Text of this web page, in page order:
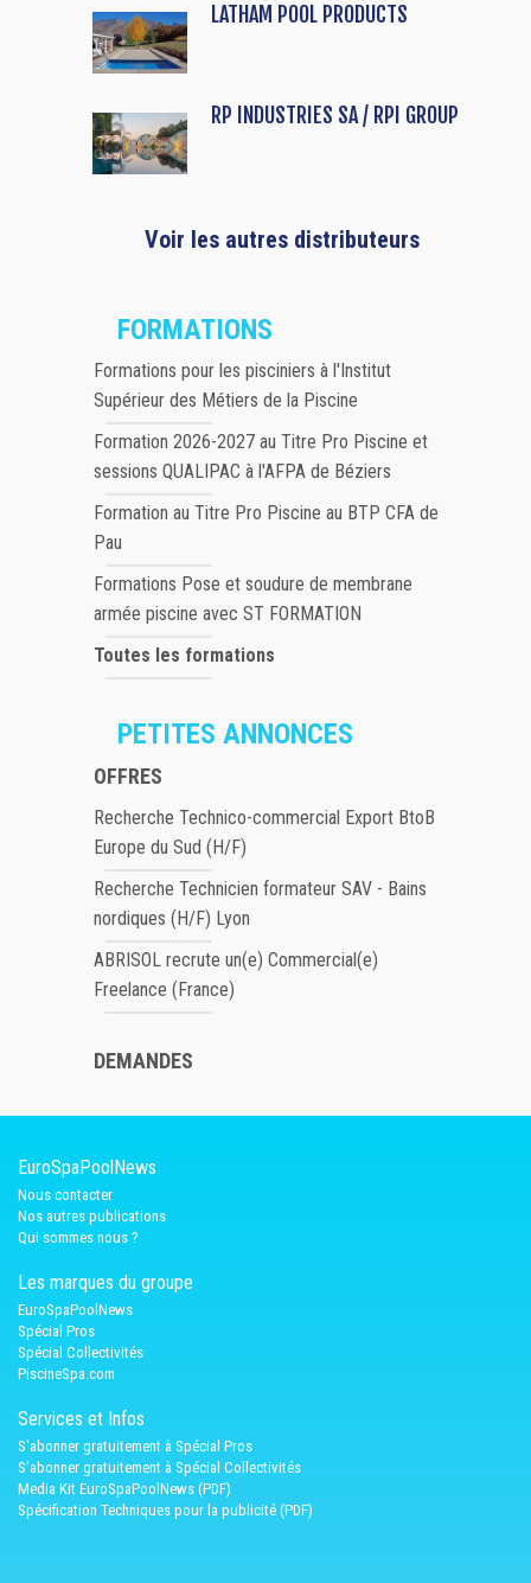
LATHAM POOL PRODUCTS
RP INDUSTRIES SA / RPI GROUP
Voir les autres distributeurs
FORMATIONS
Formations pour les pisciniers à l'Institut
Supérieur des Métiers de la Piscine
Formation 2026-2027 au Titre Pro Piscine et
sessions QUALIPAC à l'AFPA de Béziers
Formation au Titre Pro Piscine au BTP CFA de
Pau
Formations Pose et soudure de membrane
armée piscine avec ST FORMATION
Toutes les formations
PETITES ANNONCES
OFFRES
Recherche Technico-commercial Export BtoB
Europe du Sud (H/F)
Recherche Technicien formateur SAV - Bains
nordiques (H/F) Lyon
ABRISOL recrute un(e) Commercial(e)
Freelance (France)
DEMANDES
EuroSpaPoolNews
Nous contacter
Nos autres publications
Qui sommes nous ?
Les marques du groupe
EuroSpaPoolNews
Spécial Pros
Spécial Collectivités
PiscineSpa.com
Services et Infos
S'abonner gratuitement à Spécial Pros
S'abonner gratuitement à Spécial Collectivités
Media Kit EuroSpaPoolNews (PDF)
Spécification Techniques pour la publicité (PDF)